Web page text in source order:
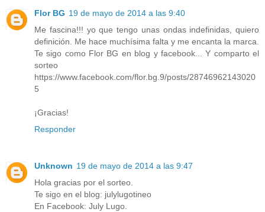
Flor BG 19 de mayo de 2014 a las 9:40
Me fascina!!! yo que tengo unas ondas indefinidas, quiero
definición. Me hace muchísima falta y me encanta la marca.
Te sigo como Flor BG en blog y facebook... Y comparto el
sorteo
https://www.facebook.com/flor.bg.9/posts/28746962143020
5
¡Gracias!
Responder
Unknown 19 de mayo de 2014 a las 9:47
Hola gracias por el sorteo.
Te sigo en el blog: julylugotineo
En Facebook: July Lugo.